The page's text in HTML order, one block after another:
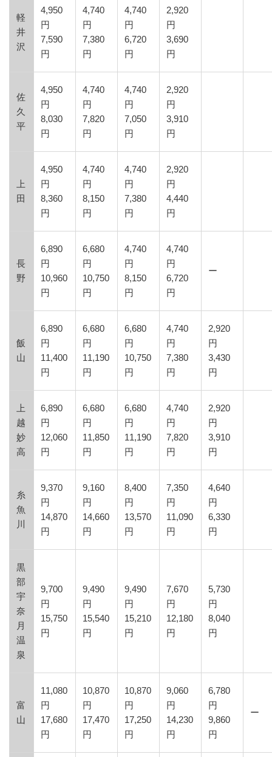
軽
井
沢
4,950
円
7,590
円
4,740
円
7,380
円
4,740
円
6,720
円
2,920
円
3,690
円
佐
久
平
4,950
円
8,030
円
4,740
円
7,820
円
4,740
円
7,050
円
2,920
円
3,910
円
上
田
4,950
円
8,360
円
4,740
円
8,150
円
4,740
円
7,380
円
2,920
円
4,440
円
長
野
6,890
円
10,960
円
6,680
円
10,750
円
4,740
円
8,150
円
4,740
円
6,720
円
ー
飯
山
6,890
円
11,400
円
6,680
円
11,190
円
6,680
円
10,750
円
4,740
円
7,380
円
2,920
円
3,430
円
上
越
妙
高
6,890
円
12,060
円
6,680
円
11,850
円
6,680
円
11,190
円
4,740
円
7,820
円
2,920
円
3,910
円
糸
魚
川
9,370
円
14,870
円
9,160
円
14,660
円
8,400
円
13,570
円
7,350
円
11,090
円
4,640
円
6,330
円
黒
部
宇
奈
月
温
泉
9,700
円
15,750
円
9,490
円
15,540
円
9,490
円
15,210
円
7,670
円
12,180
円
5,730
円
8,040
円
富
山
11,080
円
17,680
円
10,870
円
17,470
円
10,870
円
17,250
円
9,060
円
14,230
円
6,780
円
9,860
円
ー